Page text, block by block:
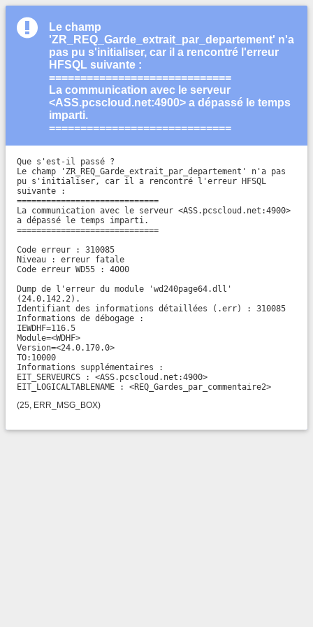
Le champ
'ZR_REQ_Garde_extrait_par_departement' n'a
pas pu s'initialiser, car il a rencontré l'erreur
HFSQL suivante :
=============================
La communication avec le serveur
<ASS.pcscloud.net:4900> a dépassé le temps
imparti.
=============================
Que s'est-il passé ?
Le champ 'ZR_REQ_Garde_extrait_par_departement' n'a pas
pu s'initialiser, car il a rencontré l'erreur HFSQL
suivante :
=============================
La communication avec le serveur <ASS.pcscloud.net:4900>
a dépassé le temps imparti.
=============================
Code erreur : 310085
Niveau : erreur fatale
Code erreur WD55 : 4000
Dump de l'erreur du module 'wd240page64.dll'
(24.0.142.2).
Identifiant des informations détaillées (.err) : 310085
Informations de débogage :
IEWDHF=116.5
Module=<WDHF>
Version=<24.0.170.0>
TO:10000
Informations supplémentaires :
EIT_SERVEURCS : <ASS.pcscloud.net:4900>
EIT_LOGICALTABLENAME : <REQ_Gardes_par_commentaire2>
(25, ERR_MSG_BOX)